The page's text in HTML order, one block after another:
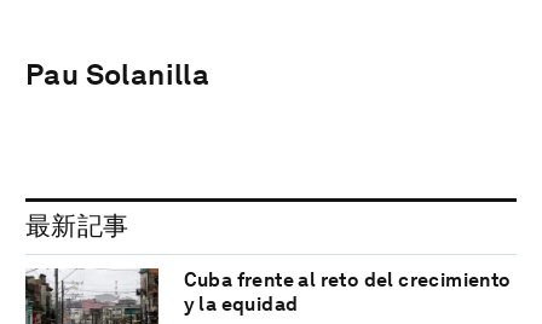
Pau Solanilla
最新記事
Cuba frente al reto del crecimiento
y la equidad